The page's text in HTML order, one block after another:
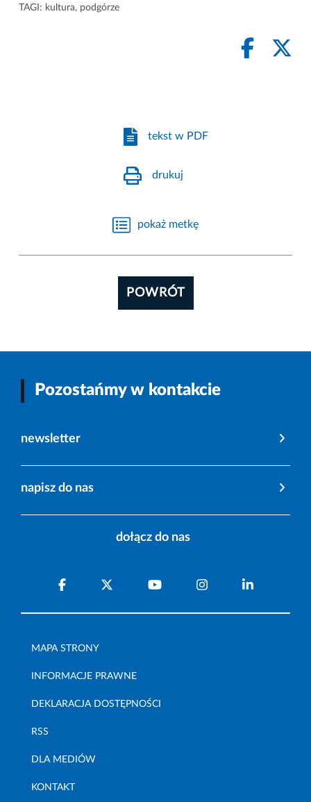
TAGI: kultura, podgórze
tekst w PDF
drukuj
pokaż metkę
POWRÓT
Pozostańmy w kontakcie
newsletter
napisz do nas
dołącz do nas
MAPA STRONY
INFORMACJE PRAWNE
DEKLARACJA DOSTĘPNOŚCI
RSS
DLA MEDIÓW
KONTAKT